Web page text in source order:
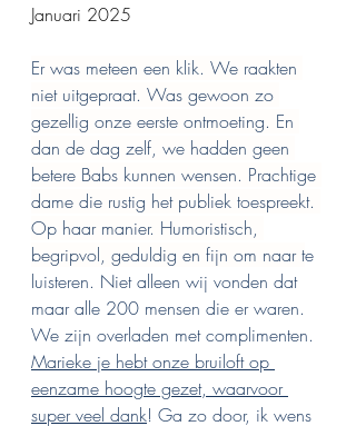
Januari 2025
Er was meteen een klik. We raakten
niet uitgepraat. Was gewoon zo
gezellig onze eerste ontmoeting. En
dan de dag zelf, we hadden geen
betere Babs kunnen wensen. Prachtige
dame die rustig het publiek toespreekt.
Op haar manier. Humoristisch,
begripvol, geduldig en fijn om naar te
luisteren. Niet alleen wij vonden dat
maar alle 200 mensen die er waren.
We zijn overladen met complimenten.
Marieke je hebt onze bruiloft op
eenzame hoogte gezet, waarvoor
super veel dank! Ga zo door, ik wens